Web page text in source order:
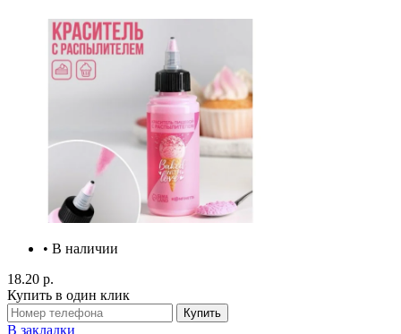
• В наличии
18.20 р.
Купить в один клик
Купить
В закладки